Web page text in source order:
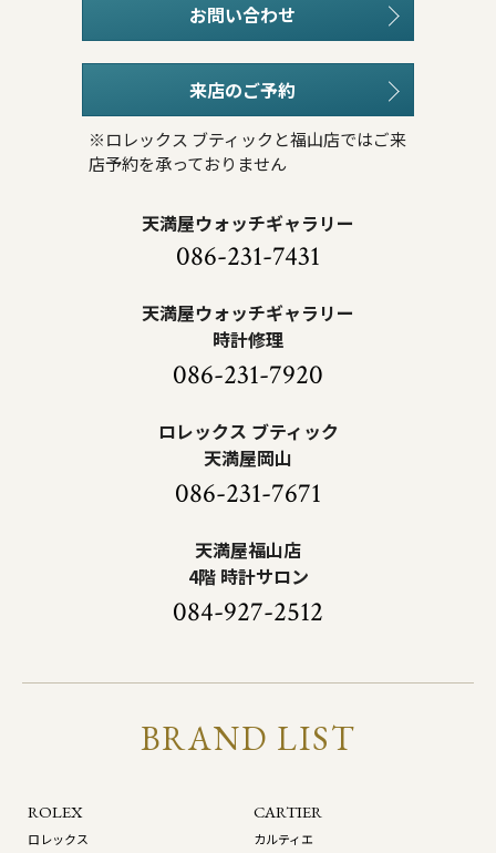
お問い合わせ
来店のご予約
※ロレックス ブティックと福山店ではご来
店予約を承っておりません
天満屋ウォッチギャラリー
086-231-7431
天満屋ウォッチギャラリー
時計修理
086-231-7920
ロレックス ブティック
天満屋岡山
086-231-7671
天満屋福山店
4階 時計サロン
084-927-2512
BRAND LIST
ROLEX
ロレックス
CARTIER
カルティエ